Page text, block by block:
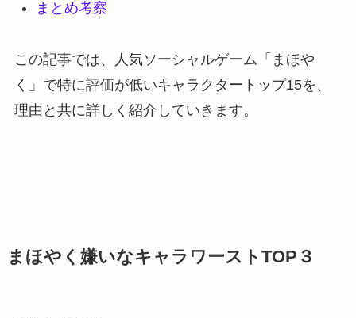
まとめ考察
この記事では、人気ソーシャルゲーム「まほや
く」で特に評価が低いキャラクタートップ15を、
理由と共に詳しく紹介していきます。
まほやく嫌いなキャラワーストTOP３